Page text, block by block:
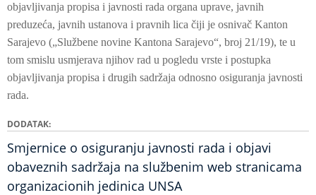
objavljivanja propisa i javnosti rada organa uprave, javnih
preduzeća, javnih ustanova i pravnih lica čiji je osnivač Kanton
Sarajevo („Službene novine Kantona Sarajevo“, broj 21/19), te u
tom smislu usmjerava njihov rad u pogledu vrste i postupka
objavljivanja propisa i drugih sadržaja odnosno osiguranja javnosti
rada.
DODATAK
Smjernice o osiguranju javnosti rada i objavi
obaveznih sadržaja na službenim web stranicama
organizacionih jedinica UNSA